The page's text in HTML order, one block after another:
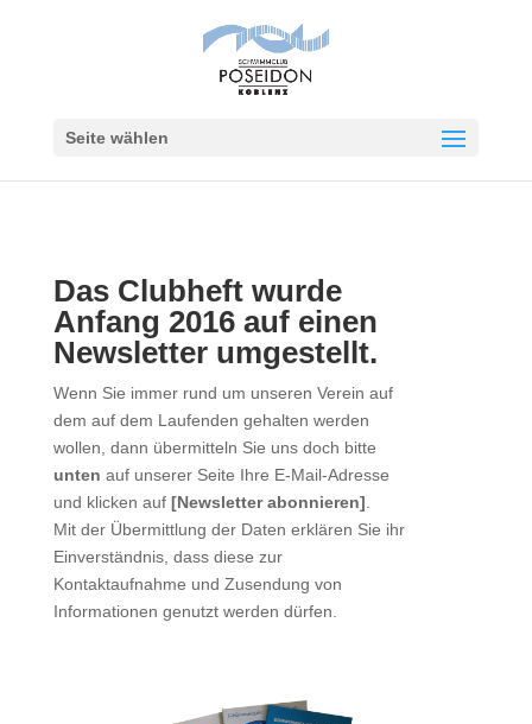
Seite wählen
Das Clubheft wurde
Anfang 2016 auf einen
Newsletter umgestellt.
Wenn Sie immer rund um unseren Verein auf
dem auf dem Laufenden gehalten werden
wollen, dann übermitteln Sie uns doch bitte
unten auf unserer Seite Ihre E-Mail-Adresse
und klicken auf [Newsletter abonnieren]
Mit der Übermittlung der Daten erklären Sie ihr
Einverständnis, dass diese zur
Kontaktaufnahme und Zusendung von
Informationen genutzt werden dürfen.